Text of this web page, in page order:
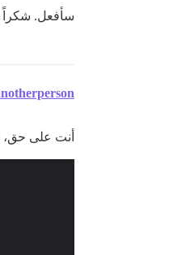
سأفعل. شكراً
أنت على حق،